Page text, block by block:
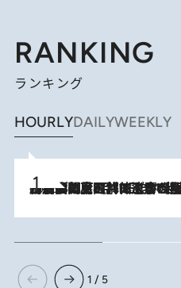
RANKING
ランキング
HOURLYDAILYWEEKLY
2026.8.8
「最後に見られてよかった」上野動物園の東園パンダ舎が解体前に特別公開。8月16日まで延長されたパネル展と共に辿る“半世紀”のパンダ飼育《解体工事の図面あり》
1 / 5